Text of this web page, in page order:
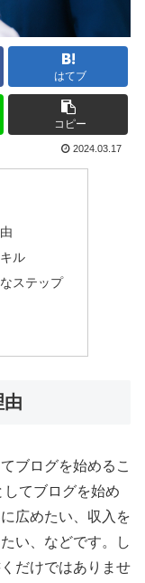
はてブ
コピー
2024.03.17
ル
ステップ
由
ブログを始めるこ
てブログを始め
広めたい、収入を
い、などです。し
だけではありませ